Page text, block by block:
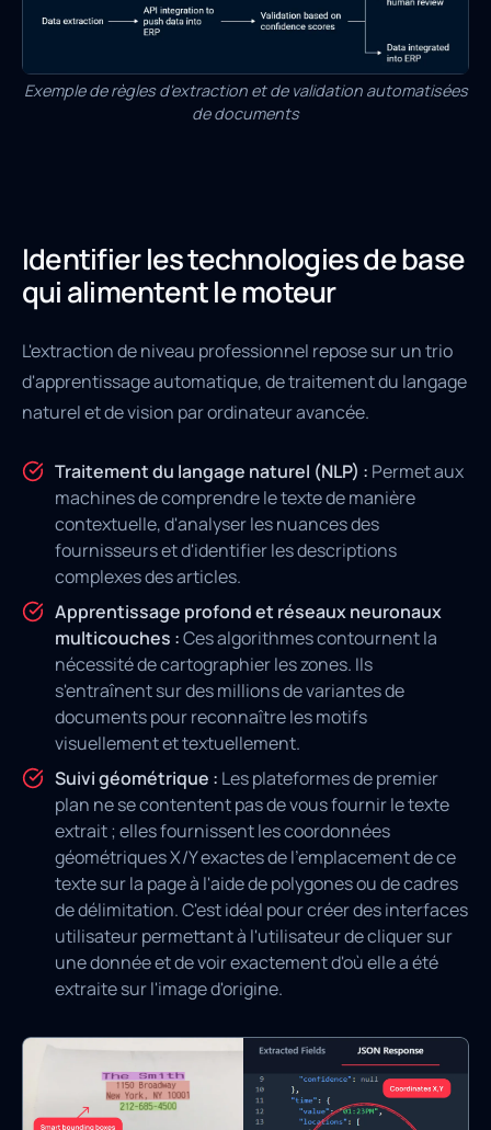
Exemple de règles d'extraction et de validation automatisées
de documents
Identifier les technologies de base
qui alimentent le moteur
L'extraction de niveau professionnel repose sur un trio
d'apprentissage automatique, de traitement du langage
naturel et de vision par ordinateur avancée.
Traitement du langage naturel (NLP) : Permet aux
machines de comprendre le texte de manière
contextuelle, d'analyser les nuances des
fournisseurs et d'identifier les descriptions
complexes des articles.
Apprentissage profond et réseaux neuronaux
multicouches :Ces algorithmes contournent la
nécessité de cartographier les zones. Ils
s'entraînent sur des millions de variantes de
documents pour reconnaître les motifs
visuellement et textuellement.
Suivi géométrique : Les plateformes de premier
plan ne se contentent pas de vous fournir le texte
extrait ; elles fournissent les coordonnées
géométriques X/Y exactes de l'emplacement de ce
texte sur la page à l'aide de polygones ou de cadres
de délimitation. C'est idéal pour créer des interfaces
utilisateur permettant à l'utilisateur de cliquer sur
une donnée et de voir exactement d'où elle a été
extraite sur l'image d'origine.